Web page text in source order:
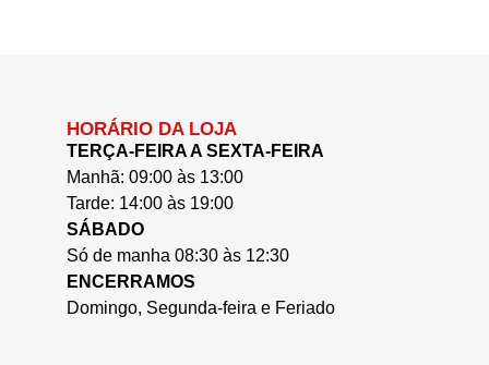
HORÁRIO DA LOJA
TERÇA-FEIRA A SEXTA-FEIRA
Manhã: 09:00 às 13:00
Tarde: 14:00 às 19:00
SÁBADO
Só de manha 08:30 às 12:30
ENCERRAMOS
Domingo, Segunda-feira e Feriado